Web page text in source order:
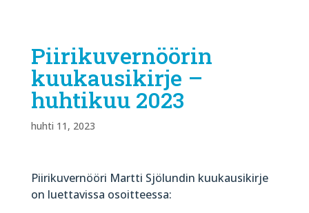
Piirikuvernöörin
kuukausikirje –
huhtikuu 2023
huhti 11, 2023
Piirikuvernööri Martti Sjölundin kuukausikirje
on luettavissa osoitteessa: